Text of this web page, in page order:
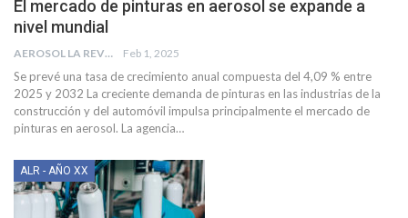
El mercado de pinturas en aerosol se expande a
nivel mundial
AEROSOL LA REVISTA Feb 1, 2025
Se prevé una tasa de crecimiento anual compuesta del 4,09 % entre
2025 y 2032 La creciente demanda de pinturas en las industrias de la
construcción y del automóvil impulsa principalmente el mercado de
pinturas en aerosol. La agencia…
ALR - AÑO XX